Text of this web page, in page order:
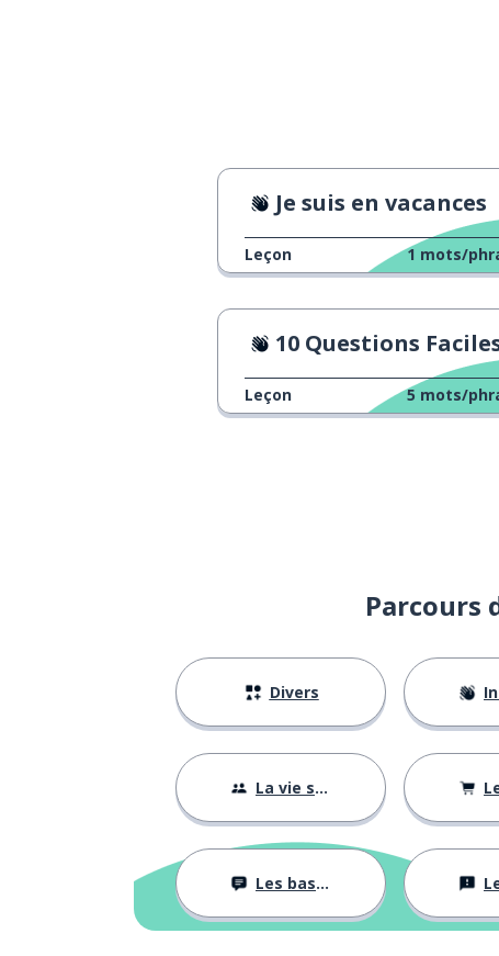
Je suis en vacances
Leçon 1 mots/
10 Questions
Leçon 5 mots/
Parcours
Divers
La vie sociale
Les bases